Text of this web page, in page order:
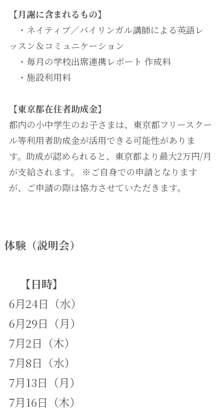
【月謝に含まれるもの】
・ネイティブ／バイリンガル講師による英語レ
ッスン＆コミュニケーション
・毎月の学校出席連携レポート 作成料
・施設利用料
【東京都在住者助成金】
都内の小中学生のお子さまは、東京都フリースクー
ル等利用者助成金が活用できる可能性がありま
す。助成が認められると、東京都より最大2万円/月
が支給されます。 ※ご自身での申請となります
が、ご申請の際は協力させていただきます。
体験（説明会）
【日時】
6月24日（水）
6月29日（月）
7月2日（木）
7月8日（水）
7月13日（月）
7月16日（木）